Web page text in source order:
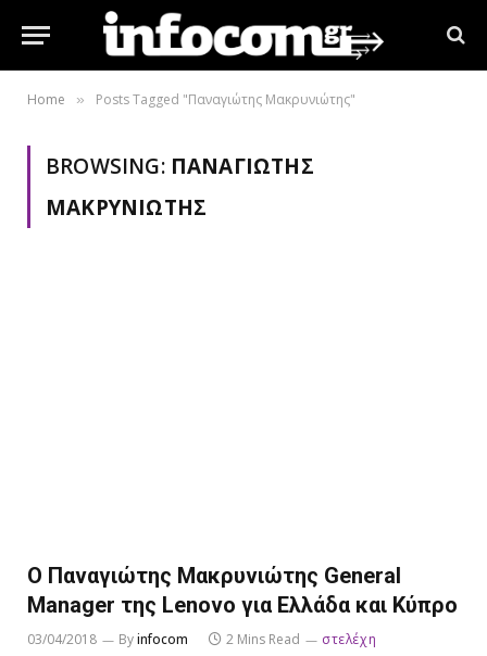
Home » Posts Tagged "Παναγιώτης Μακρυνιώτης"
BROWSING: ΠΑΝΑΓΙΏΤΗΣ
ΜΑΚΡΥΝΙΏΤΗΣ
Ο Παναγιώτης Μακρυνιώτης General
Manager της Lenovo για Ελλάδα και Κύπρο
03/04/2018 Byinfocom 2 Mins Read στελέχη